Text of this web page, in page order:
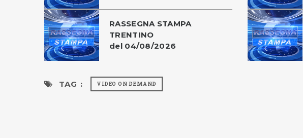
RASSEGNA STAMPA
TRENTINO
del 04/08/2026
TAG : VIDEO ON DEMAND